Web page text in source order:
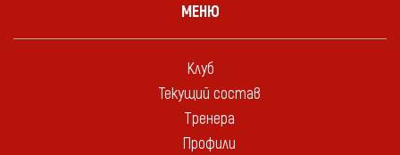
МЕНЮ
Клуб
Текущий состав
Тренера
Профили